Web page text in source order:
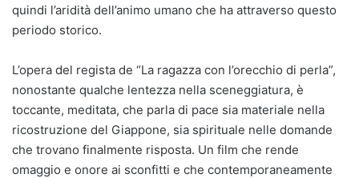
quindi l’aridità dell’animo umano che ha attraverso questo
periodo storico.
L’opera del regista de “La ragazza con l’orecchio di perla”,
nonostante qualche lentezza nella sceneggiatura, è
toccante, meditata, che parla di pace sia materiale nella
ricostruzione del Giappone, sia spirituale nelle domande
che trovano finalmente risposta. Un film che rende
omaggio e onore ai sconfitti e che contemporaneamente